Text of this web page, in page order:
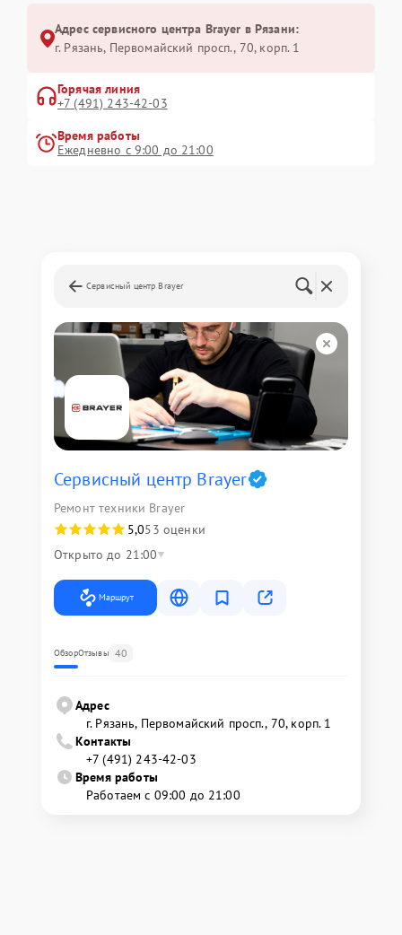
Адрес сервисного центра Brayer в Рязани:
г. Рязань, Первомайский просп., 70, корп. 1
Горячая линия
+7 (491) 243-42-03
Время работы
Ежедневно с 9:00 до 21:00
Сервисный центр Brayer
Сервисный центр Brayer
Ремонт техники Brayer
5,053 оценки
Открыто до 21:00
Маршрут
ОбзорОтзывы 40
Адрес
г. Рязань, Первомайский просп., 70, корп. 1
Контакты
+7 (491) 243-42-03
Время работы
Работаем с 09:00 до 21:00